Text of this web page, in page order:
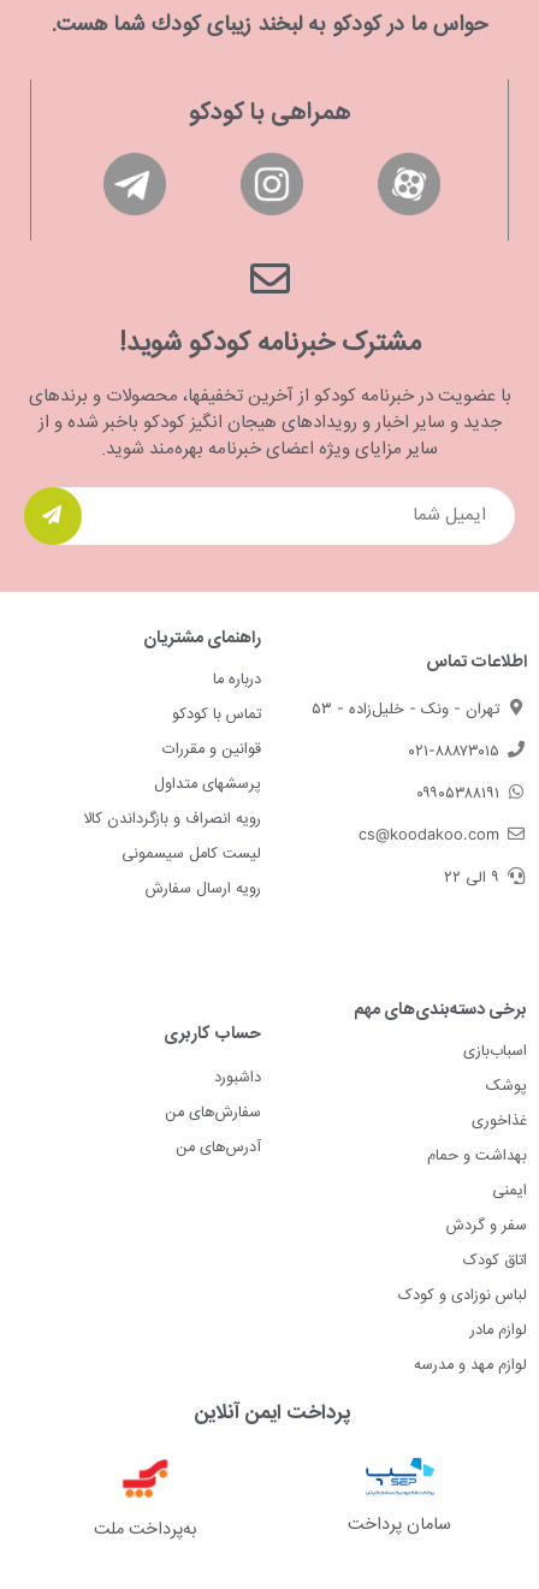
حواس ما در كودكو به لبخند زیبای كودك شما هست.
همراهی با کودکو
مشترک خبرنامه کودکو شوید!
با عضویت در خبرنامه کودکو از آخرین تخفیفها، محصولات و برندهای
جدید و سایر اخبار و رویدادهای هیجان انگیز کودکو باخبر شده و از
سایر مزایای ویژه اعضای خبرنامه بهره‌مند شوید.
اطلاعات تماس
تهران - ونک - خلیل‌زاده - ۵۳
۰۲۱-۸۸۸۷۳۰۱۵
۰۹۹۰۵۳۸۸۱۹۱
cs@koodakoo.com
۹ الی ۲۲
راهنمای مشتریان
درباره ما
تماس با کودکو
قوانین و مقررات
پرسشهای متداول
رویه انصراف و بازگرداندن کالا
لیست کامل سیسمونی
رویه ارسال سفارش
برخی دسته‌بندی‌های مهم
اسباب‌بازی
پوشک
غذاخوری
بهداشت و حمام
ایمنی
سفر و گردش
اتاق کودک
لباس نوزادی و کودک
لوازم مادر
لوازم مهد و مدرسه
حساب کاربری
داشبورد
سفارش‌های من
آدرس‌های من
پرداخت ایمن آنلاین
سامان پرداخت به‌پرداخت ملت